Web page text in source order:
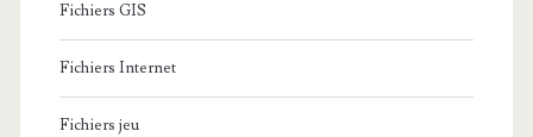
Fichiers GIS
Fichiers Internet
Fichiers jeu